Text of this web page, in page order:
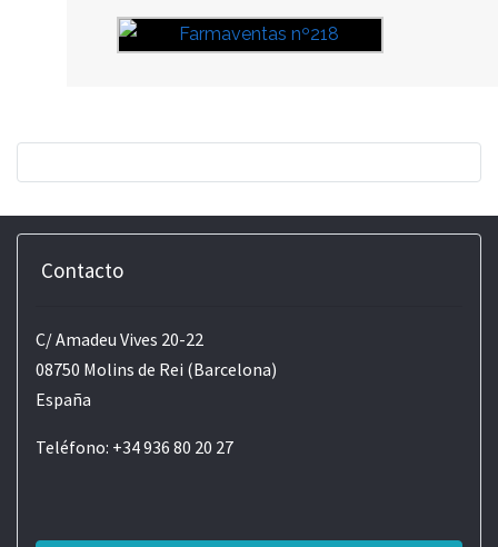
Contacto
C/ Amadeu Vives 20-22
08750 Molins de Rei (Barcelona)
España
Teléfono: +34 936 80 20 27